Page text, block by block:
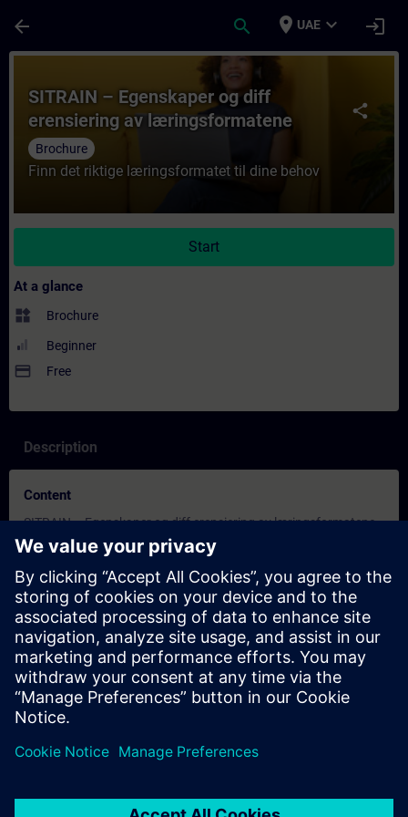
arrow_back search place UAE expand_more login
Course - SITRAIN – Egenskaper og diff
share
SITRAIN – Egenskaper og diff
erensiering av læringsformatene
Brochure
Finn det riktige læringsformatet til dine behov
Start
At a glance
widgets Brochure
Beginner
payment Free
Description
Content
SITRAIN – Egenskaper og diff erensiering av læringsformatene